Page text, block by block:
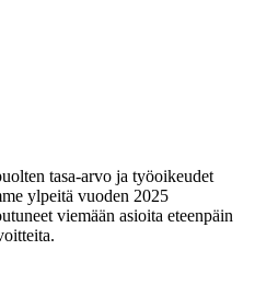
tasa-arvo ja työoikeudet
ylpeitä vuoden 2025
viemään asioita eteenpäin